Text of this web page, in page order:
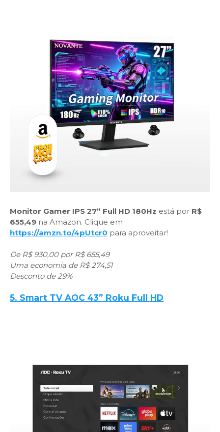
Monitor Gamer IPS 27” Full HD 180Hz está por R$
655,49 na Amazon. Clique em
https://amzn.to/4pUtcr0 para aproveitar!
De R$ 930,00 por R$ 655,49
Uma economia de R$ 274,51
Desconto de 29%
5. Smart TV AOC 43” Roku Full HD